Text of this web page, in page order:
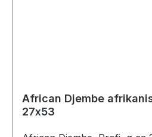
African Djembe
27x53